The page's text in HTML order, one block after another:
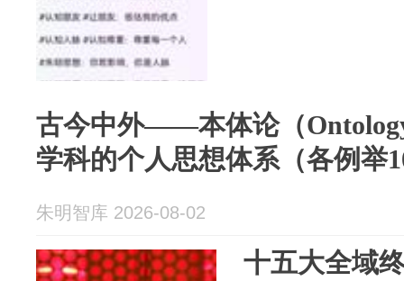
古今中外——本体论（
学科的个人思想体系（各例举
朱明智库 2026-08-02
十五大全域